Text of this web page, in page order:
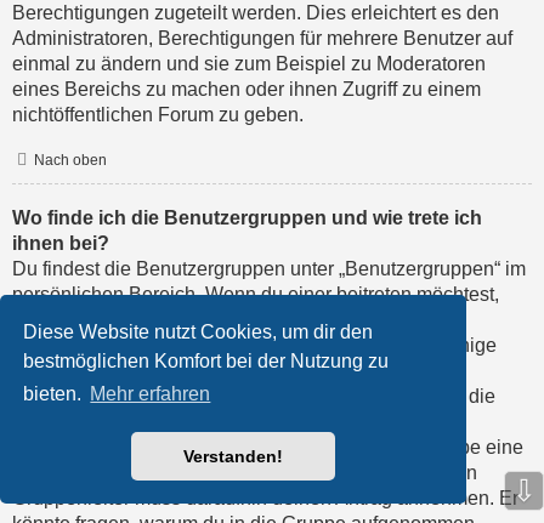
Diese Website nutzt Cookies, um dir den
bestmöglichen Komfort bei der Nutzung zu
bieten. Mehr erfahren
Verstanden!
Berechtigungen zugeteilt werden. Dies erleichtert es den
Administratoren, Berechtigungen für mehrere Benutzer auf
einmal zu ändern und sie zum Beispiel zu Moderatoren
eines Bereichs zu machen oder ihnen Zugriff zu einem
nichtöffentlichen Forum zu geben.
Nach oben
Wo finde ich die Benutzergruppen und wie trete ich
ihnen bei?
Du findest die Benutzergruppen unter „Benutzergruppen“ im
persönlichen Bereich. Wenn du einer beitreten möchtest,
kannst du dies mit der entsprechenden Schaltfläche
machen. Nicht alle Gruppen sind allgemein offen. Einige
erfordern erst eine Freischaltung, andere können
geschlossen sein und weitere sogar versteckt. Wenn die
entsprechende Funktion beitreten; verlangt die Gruppe eine
Freischaltung, so kannst du dich für sie bewerben. Ein
Gruppenleiter muss daraufhin deinen Antrag annehmen. Er⇩